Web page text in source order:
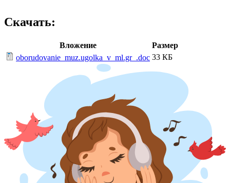
Скачать:
Вложение
Размер
oborudovanie_muz.ugolka_v_ml.gr_.doc 33 КБ